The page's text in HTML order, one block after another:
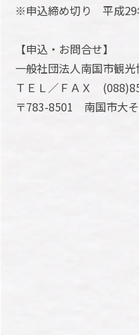
※申込締め切り 平成29
【申込・お問合せ】
一般社団法人南国市観光
ＴＥＬ／ＦＡＸ
〒783-8501 南国市大